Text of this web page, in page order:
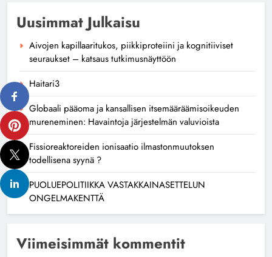
Uusimmat Julkaisu
Aivojen kapillaaritukos, piikkiproteiini ja kognitiiviset
seuraukset – katsaus tutkimusnäyttöön
Haitari3
Globaali pääoma ja kansallisen itsemääräämisoikeuden
mureneminen: Havaintoja järjestelmän valuvioista
Fissioreaktoreiden ionisaatio ilmastonmuutoksen
todellisena syynä ?
PUOLUEPOLITIIKKA VASTAKKAINASETTELUN
ONGELMAKENTTÄ
Viimeisimmät kommentit